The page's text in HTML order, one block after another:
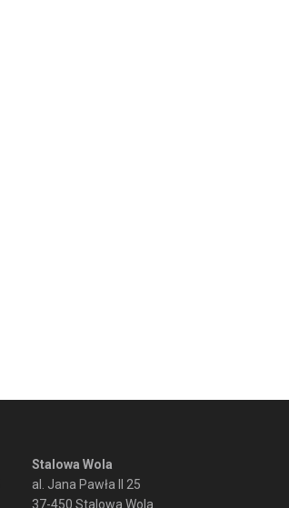
Stalowa Wola
al. Jana Pawła II 25
37-450 Stalowa Wola